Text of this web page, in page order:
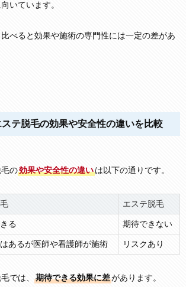
いています。
べると効果や施術の専門性には一定の差があ
テ脱毛の効果や安全性の違いを比較
の効果や安全性の違い は以下の通りです。
エステ脱毛
る 期待できない
あるが医師や看護師が施術 リスクあり
では、 期待できる効果に差があります。